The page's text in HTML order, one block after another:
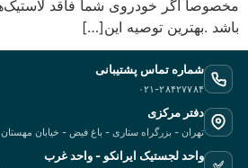
‬باشد‭. ‬بهترین‭ ‬توصیه‭ ‬این‭ […]
شماره تماس پشتیبانی
۰۲۱-۲۸۴۲۷۷۸۴
دفتر مرکزی
تهران - بزرگراه ستاری - باغ فیض - خیابان مهستان
واحد لجستیک ایرانکو - واحد غرب